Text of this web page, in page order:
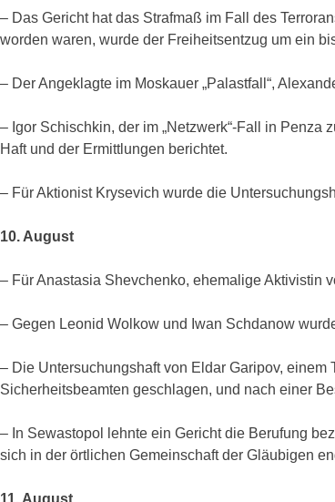
– Das Gericht hat das Strafmaß im Fall des
worden waren, wurde der Freiheitsentzug um ein
– Der Angeklagte im Moskauer „Palastfall“,
– Igor Schischkin, der im „Netzwerk“-Fall in
Haft und der Ermittlungen berichtet.
– Für Aktionist Krysevich wurde die
10. August
– Für Anastasia Shevchenko, ehemalige Aktivistin
– Gegen Leonid Wolkow und Iwan Schdanow
– Die Untersuchungshaft von Eldar Garipov,
Sicherheitsbeamten geschlagen, und nach einer
– In Sewastopol lehnte ein Gericht die Berufung
sich in der örtlichen Gemeinschaft der Gläubigen